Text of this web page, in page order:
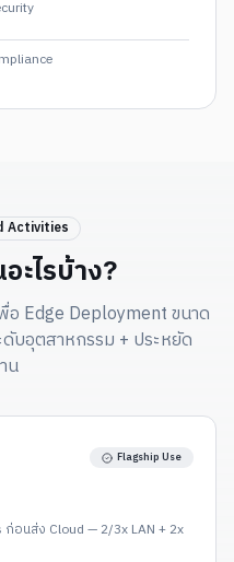
Activities
ะไรบ้าง?
Edge Deployment ขนาด
ดับอุตสาหกรรม + ประหยัด
น
Flagship Use
อนส่ง Cloud — 2/3x LAN + 2x